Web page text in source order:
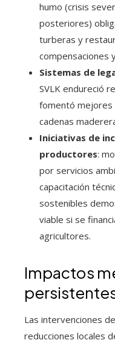
humo (crisis
posteriores)
turberas y
compensaciones
Sistemas de
SVLK endureció
fomentó mejores
cadenas
Iniciativas de
productores:
por servicios
capacitación
sostenibles
viable si se
agricultores.
Impactos
Las intervenciones
reducciones locales